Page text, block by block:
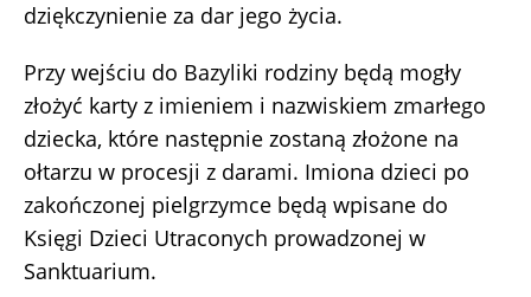
dziękczynienie za dar jego życia.
Przy wejściu do Bazyliki rodziny będą mogły
złożyć karty z imieniem i nazwiskiem zmarłego
dziecka, które następnie zostaną złożone na
ołtarzu w procesji z darami. Imiona dzieci po
zakończonej pielgrzymce będą wpisane do
Księgi Dzieci Utraconych prowadzonej w
Sanktuarium.